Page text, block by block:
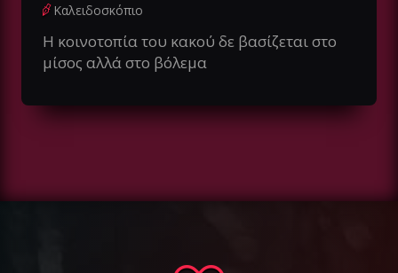
Καλειδοσκόπιο
Η κοινοτοπία του κακού δε βασίζεται στο
μίσος αλλά στο βόλεμα